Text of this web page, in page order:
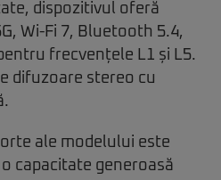
dispozitivul oferă
Wi-Fi 7, Bluetooth 5.4,
frecvențele L1 și L5.
difuzoare stereo cu
ale modelului este
capacitate generoasă